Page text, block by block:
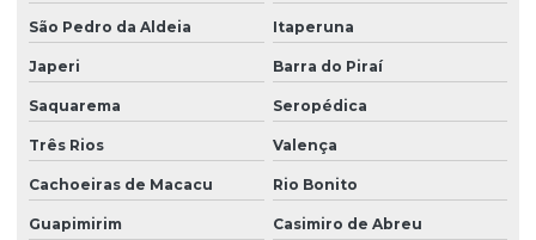
Manutenção corretiva de ponte rolante em sc
Manutenção corretiva em pontes rolantes
Manutenção corretiva em talhas
Manutenção ponte rolante
Manutenção ponte rolante rio de janeiro
São Pedro da Aldeia Itaperuna
Japeri Barra do Piraí
Saquarema Seropédica
Três Rios Valença
Cachoeiras de Macacu Rio Bonito
Guapimirim Casimiro de Abreu